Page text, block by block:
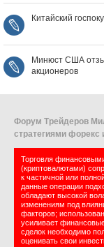
Китайский
Минюст США
акционеров
Форум Трейдеров
стратегиями форекс
Торговля
(криптовалютами)
к частичной или
данные операции
обладают высокой
изменениям под
факторов;
усиливает
сделок необходимо
оценивать свои